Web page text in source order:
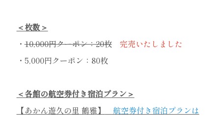
＜枚数＞
・10,000円クーポン：20枚
完売いたしました
・5,000円クーポン：80枚
＜各館の航空券付き宿泊プラン＞
【あかん遊久の里 鶴雅】
航空券付き宿泊プランは